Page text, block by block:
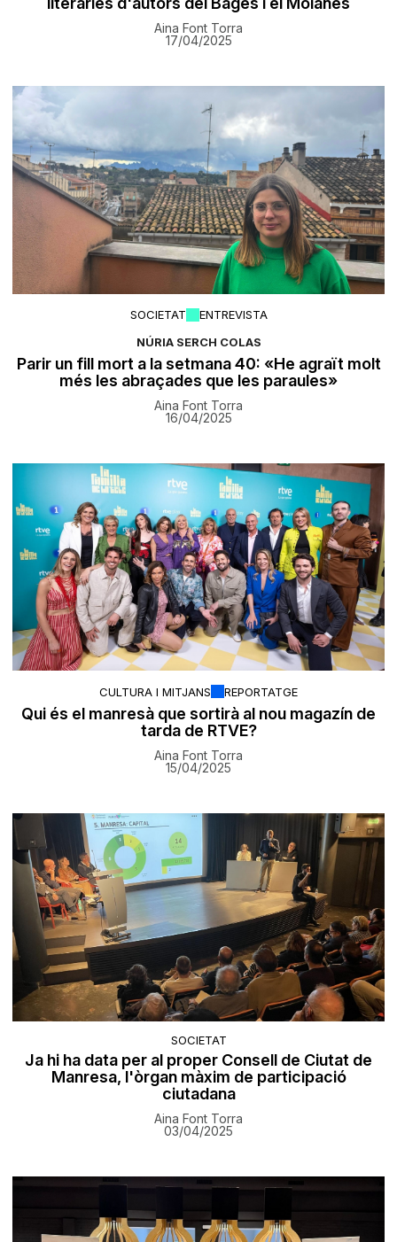
Aina Font Torra
17/04/2025
SOCIETAT
ENTREVISTA
NÚRIA SERCH COLAS
Parir un fill mort a la setmana 40: «He agraït molt
més les abraçades que les paraules»
Aina Font Torra
16/04/2025
CULTURA I MITJANS REPORTATGE
Qui és el manresà que sortirà al nou magazín de
tarda de RTVE?
Aina Font Torra
15/04/2025
SOCIETAT
Ja hi ha data per al proper Consell de Ciutat de
Manresa, l'òrgan màxim de participació
ciutadana
Aina Font Torra
03/04/2025